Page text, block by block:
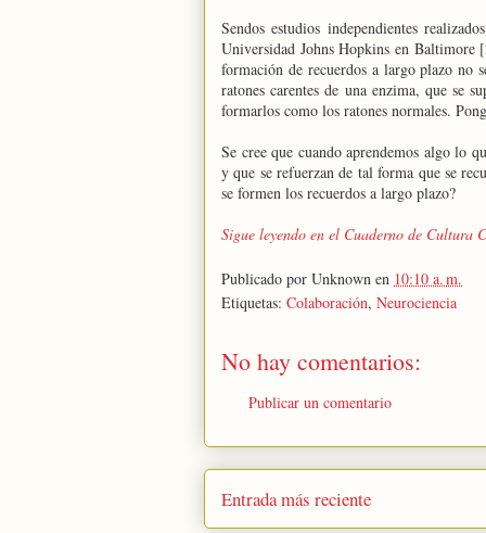
Sendos estudios independientes
Universidad Johns Hopkins en Baltimore
formación de recuerdos a largo plazo no
ratones carentes de una enzima, que se
formarlos como los ratones normales.
Se cree que cuando aprendemos algo lo
y que se refuerzan de tal forma que se
se formen los recuerdos a largo plazo?
Sigue leyendo en el Cuaderno de Cultura
Publicado por Unknown en 10:10 a. m.
Etiquetas: Colaboración, Neurociencia
No hay comentarios:
Publicar un comentario
Entrada más reciente